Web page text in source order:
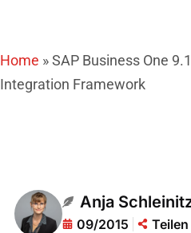
Home »SAP Business One
Integration Framework
Anja
09/2015 Teilen